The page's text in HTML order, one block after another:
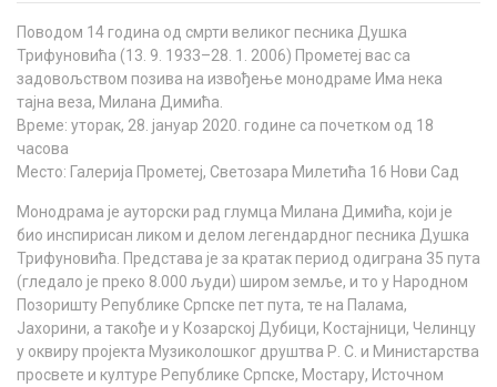
Поводом 14 година од смрти великог песника Душка
Трифуновића (13. 9. 1933–28. 1. 2006) Прометеј вас са
задовољством позива на извођење монодраме Има нека
тајна веза, Милана Димића.
Време: уторак, 28. јануар 2020. године са почетком од 18
часова
Место: Галерија Прометеј, Светозара Милетића 16 Нови Сад
Монодрама је ауторски рад глумца Милана Димића, који је
био инспирисан ликом и делом легендардног песника Душка
Трифуновића. Представа је за кратак период одиграна 35 пута
(гледало је преко 8.000 људи) широм земље, и то у Народном
Позоришту Републике Српске пет пута, те на Палама,
Јахорини, а такође и у Козарској Дубици, Костајници, Челинцу
у оквиру пројекта Музиколошког друштва Р. С. и Министарства
просвете и културе Републике Српске, Мостару, Источном